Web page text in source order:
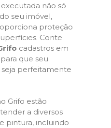
não só
seu imóvel,
proteção
Conte
cadastros em
que seu
perfeitamente
Grifo estão
a diversos
pintura, incluindo